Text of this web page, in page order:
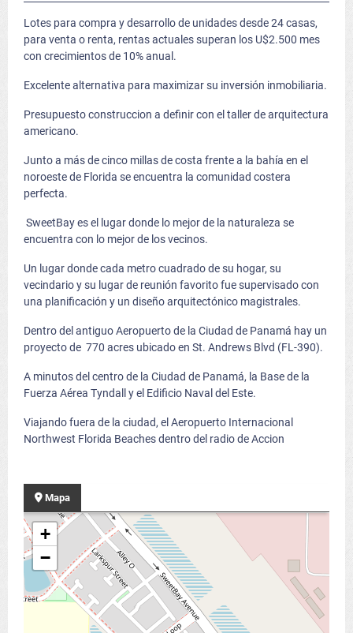
Lotes para compra y desarrollo de unidades desde 24 casas,
para venta o renta, rentas actuales superan los U$2.500 mes
con crecimientos de 10% anual.
Excelente alternativa para maximizar su inversión inmobiliaria.
Presupuesto construccion a definir con el taller de arquitectura
americano.
Junto a más de cinco millas de costa frente a la bahía en el
noroeste de Florida se encuentra la comunidad costera
perfecta.
SweetBay es el lugar donde lo mejor de la naturaleza se
encuentra con lo mejor de los vecinos.
Un lugar donde cada metro cuadrado de su hogar, su
vecindario y su lugar de reunión favorito fue supervisado con
una planificación y un diseño arquitectónico magistrales.
Dentro del antiguo Aeropuerto de la Ciudad de Panamá hay un
proyecto de 770 acres ubicado en St. Andrews Blvd (FL-390).
A minutos del centro de la Ciudad de Panamá, la Base de la
Fuerza Aérea Tyndall y el Edificio Naval del Este.
Viajando fuera de la ciudad, el Aeropuerto Internacional
Northwest Florida Beaches dentro del radio de Accion
Mapa
+
−